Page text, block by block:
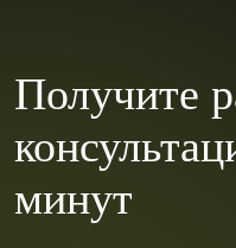
Получите
минут